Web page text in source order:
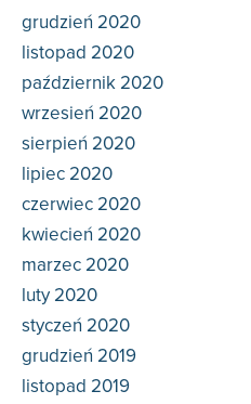
grudzień 2020
listopad 2020
październik 2020
wrzesień 2020
sierpień 2020
lipiec 2020
czerwiec 2020
kwiecień 2020
marzec 2020
luty 2020
styczeń 2020
grudzień 2019
listopad 2019